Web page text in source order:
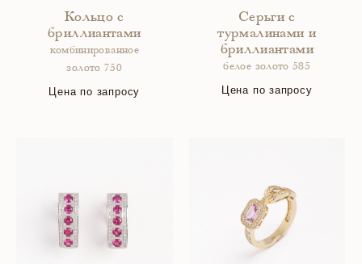
Кольцо с
бриллиантами
комбинированное
золото 750
Цена по запросу
Серьги с
турмалинами и
бриллиантами
белое золото 585
Цена по запросу